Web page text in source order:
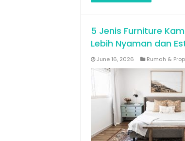
5 Jenis Furniture
Lebih Nyaman dan
June 16, 2026 Rumah &